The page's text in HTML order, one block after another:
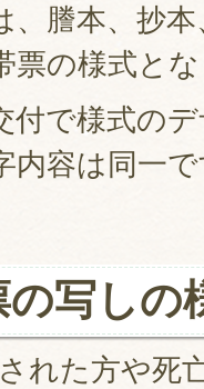
謄本、抄本
票の様式と
で様式の
内容は同一
写しの
れた方や死